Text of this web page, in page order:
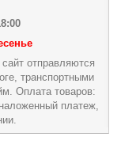
отправляются
транспортными
Оплата товаров:
платеж,